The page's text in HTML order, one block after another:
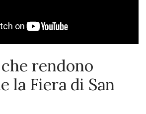
rendono
la Fiera di San